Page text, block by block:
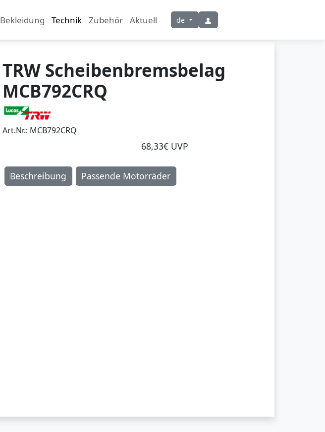
Bekleidung Technik Zubehör Aktuell de
TRW Scheibenbremsbelag
MCB792CRQ
Art.Nr.: MCB792CRQ
68,33€ UVP
Beschreibung Passende Motorräder